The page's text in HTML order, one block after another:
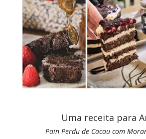
Uma receita para
Pain Perdu de Cacau com